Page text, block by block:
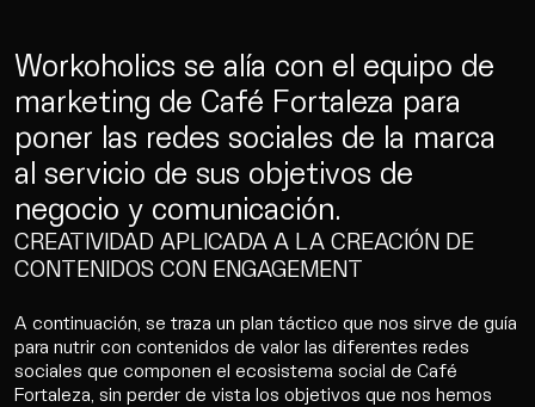
Workoholics se alía con el equipo de
marketing de Café Fortaleza para
poner las redes sociales de la marca
al servicio de sus objetivos de
negocio y comunicación.
CREATIVIDAD APLICADA A LA CREACIÓN DE
CONTENIDOS CON ENGAGEMENT
A continuación, se traza un plan táctico que nos sirve de guía
para nutrir con contenidos de valor las diferentes redes
sociales que componen el ecosistema social de Café
Fortaleza, sin perder de vista los objetivos que nos hemos